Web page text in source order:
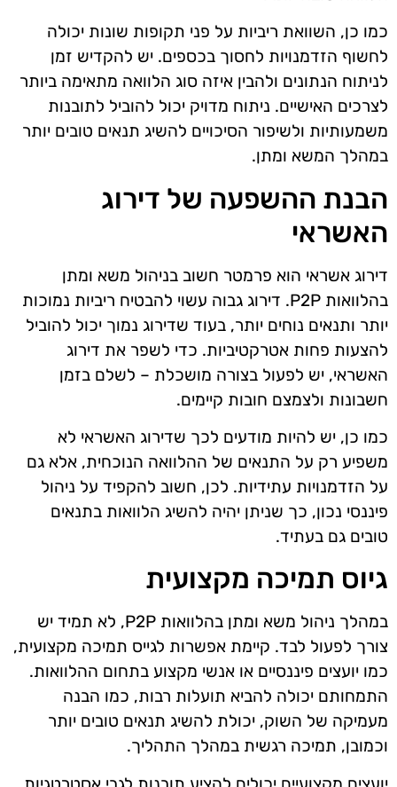
כמו כן, השוואת ריביות על פני תקופות שונות יכולה
לחשוף הזדמנויות לחסוך בכספים. יש להקדיש זמן
לניתוח הנתונים ולהבין איזה סוג הלוואה מתאימה ביותר
לצרכים האישיים. ניתוח מדויק יכול להוביל לתובנות
משמעותיות ולשיפור הסיכויים להשיג תנאים טובים יותר
במהלך המשא ומתן.
הבנת ההשפעה של דירוג
האשראי
דירוג אשראי הוא פרמטר חשוב בניהול משא ומתן
בהלוואות P2P. דירוג גבוה עשוי להבטיח ריביות נמוכות
יותר ותנאים נוחים יותר, בעוד שדירוג נמוך יכול להוביל
להצעות פחות אטרקטיביות. כדי לשפר את דירוג
האשראי, יש לפעול בצורה מושכלת – לשלם בזמן
חשבונות ולצמצם חובות קיימים.
כמו כן, יש להיות מודעים לכך שדירוג האשראי לא
משפיע רק על התנאים של ההלוואה הנוכחית, אלא גם
על הזדמנויות עתידיות. לכן, חשוב להקפיד על ניהול
פיננסי נכון, כך שניתן יהיה להשיג הלוואות בתנאים
טובים גם בעתיד.
גיוס תמיכה מקצועית
במהלך ניהול משא ומתן בהלוואות P2P, לא תמיד יש
צורך לפעול לבד. קיימת אפשרות לגייס תמיכה מקצועית,
כמו יועצים פיננסיים או אנשי מקצוע בתחום ההלוואות.
התמחותם יכולה להביא תועלות רבות, כמו הבנה
מעמיקה של השוק, יכולת להשיג תנאים טובים יותר
וכמובן, תמיכה רגשית במהלך התהליך.